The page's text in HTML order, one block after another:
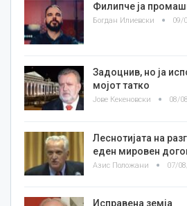
Филипче ја
Богдан Илиевски 09/
Задоцнив, но ја
мојот татко
Јове Кекеновски 08/
Леснотијата на
еден мировен
Азис Положани 07/
Исправена земја